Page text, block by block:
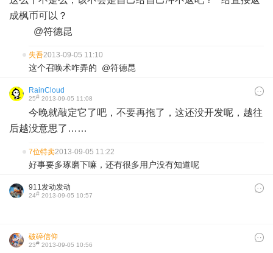
成枫币可以？
@符德昆
失吾2013-09-05 11:10
这个召唤术咋弄的 @符德昆
RainCloud
25# 2013-09-05 11:08
今晚就敲定它了吧，不要再拖了，这还没开发呢，越往
后越没意思了……
7位特卖2013-09-05 11:22
好事要多琢磨下嘛，还有很多用户没有知道呢
911发动发动
24# 2013-09-05 10:57
破碎信仰
23# 2013-09-05 10:56